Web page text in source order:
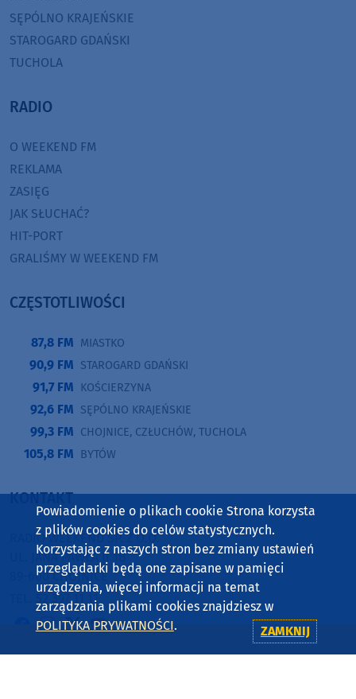
SĘPÓLNO KRAJEŃSKIE
STAROGARD GDAŃSKI
TUCHOLA
RADIO
O WEEKEND FM
REKLAMA
ZASIĘG
JAK SŁUCHAĆ?
HIT-PORT
GRALIŚMY W WEEKEND FM
CZĘSTOTLIWOŚCI
87,8 FM MIASTKO
90,9 FM STAROGARD GDAŃSKI
91,7 FM KOŚCIERZYNA
92,6 FM SĘPÓLNO KRAJEŃSKIE
99,3 FM CHOJNICE, CZŁUCHÓW, TUCHOLA
105,8 FM BYTÓW
KONTAKT
RADIO WEEKEND SP. Z O.O.
UL. JANA PAWŁA II 1B
89-600 CHOJNICE
TEL. 52 397 11 11
Powiadomienie o plikach cookie Strona korzysta
z plików cookies do celów statystycznych.
Korzystając z naszych stron bez zmiany ustawień
przeglądarki będą one zapisane w pamięci
urządzenia, więcej informacji na temat
zarządzania plikami cookies znajdziesz w
POLITYKA PRYWATNOŚCI. ZAMKNIJ